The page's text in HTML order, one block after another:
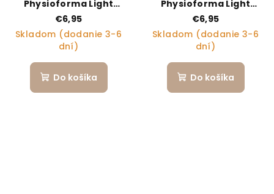
Physioforma Light
silikónové ortodontické
neutral 6-16m, 2 ks
€6,95
Skladom (dodanie 3-6
dní)
Do košíka
Physioforma Light
silikónové ortodontické
neutral 2-6m, 2 ks
€6,95
Skladom (dodanie 3-6
dní)
Do košíka